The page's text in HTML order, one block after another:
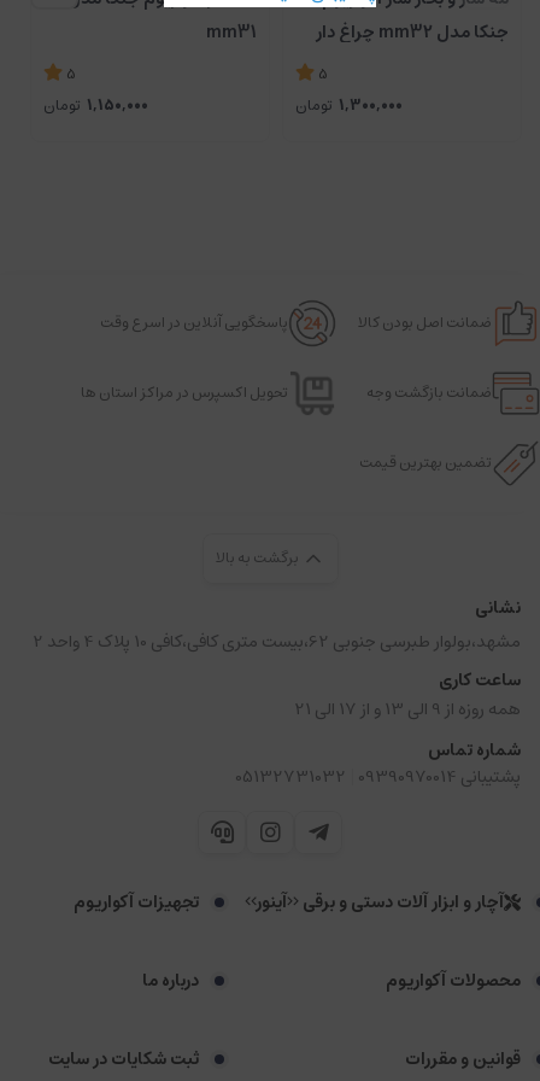
جنکا مدل mm32 چراغ دار
5
1,300,000 تومان
mm31
5
1,150,000 تومان
ضمانت اصل بودن کالا پاسخگویی آنلاین در اسرع وقت
ضمانت بازگشت وجه تحویل اکسپرس در مراکز استان ها
تضمین بهترین قیمت
برگشت به بالا
نشانی
مشهد،بولوار طبرسی جنوبی 62،بیست متری کافی،کافی 10 پلاک 4 واحد 2
ساعت کاری
همه روزه از 9 الی 13 و از 17 الی 21
شماره تماس
پشتیبانی 09390970014
05132731032
آچار و ابزار آلات دستی و برقی <<آینور>> تجهیزات آکواریوم
محصولات آکواریوم درباره ما
قوانین و مقررات ثبت شکایات در سایت